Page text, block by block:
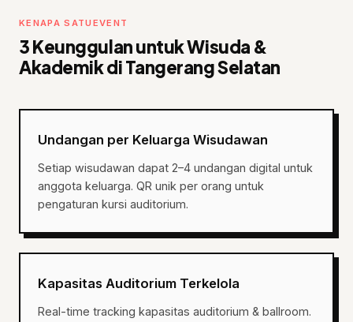
KENAPA SATUEVENT
3 Keunggulan untuk Wisuda &
Akademik di Tangerang Selatan
Undangan per Keluarga Wisudawan
Setiap wisudawan dapat 2–4 undangan digital untuk
anggota keluarga. QR unik per orang untuk
pengaturan kursi auditorium.
Kapasitas Auditorium Terkelola
Real-time tracking kapasitas auditorium & ballroom.